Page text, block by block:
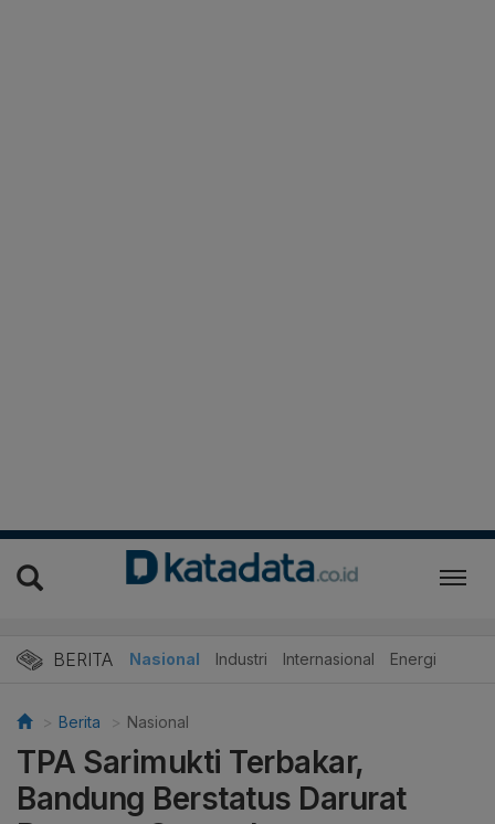
BERITA Nasional Industri Internasional Energi
Berita Nasional
TPA Sarimukti Terbakar,
Bandung Berstatus Darurat